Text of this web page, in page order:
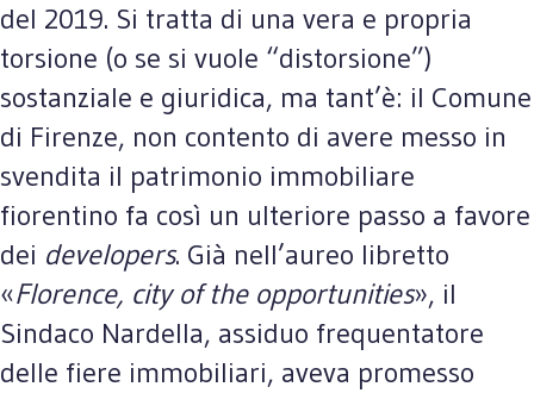
del 2019. Si tratta di una vera e propria
torsione (o se si vuole “distorsione”)
sostanziale e giuridica, ma tant’è: il Comune
di Firenze, non contento di avere messo in
svendita il patrimonio immobiliare
fiorentino fa così un ulteriore passo a favore
dei developers. Già nell’aureo libretto
«Florence, city of the opportunities», il
Sindaco Nardella, assiduo frequentatore
delle fiere immobiliari, aveva promesso